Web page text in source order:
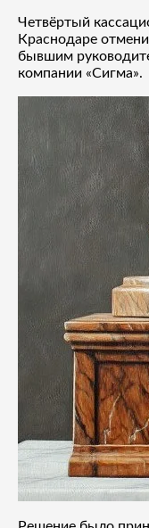
Четвёртый
Краснодаре
бывшим
компании «Сигма».